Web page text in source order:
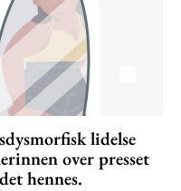
lidelse
over presset
hennes.